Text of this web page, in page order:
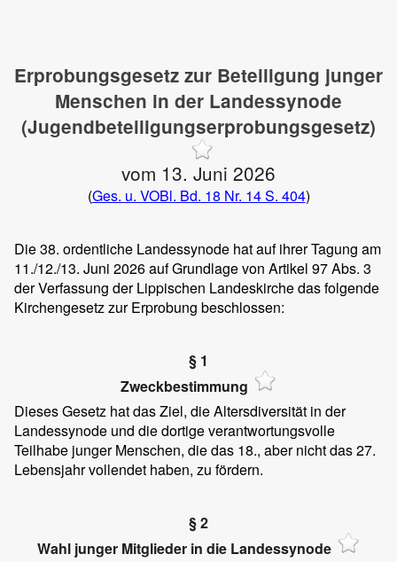
Erprobungsgesetz zur Beteiligung junger
Menschen in der Landessynode
(Jugendbeteiligungserprobungsgesetz)
vom 13. Juni 2026
(Ges. u. VOBl. Bd. 18 Nr. 14 S. 404)
Die 38. ordentliche Landessynode hat auf ihrer Tagung am
11./12./13. Juni 2026 auf Grundlage von Artikel 97 Abs. 3
der Verfassung der Lippischen Landeskirche das folgende
Kirchengesetz zur Erprobung beschlossen:
§ 1
Zweckbestimmung
Dieses Gesetz hat das Ziel, die Altersdiversität in der
Landessynode und die dortige verantwortungsvolle
Teilhabe junger Menschen, die das 18., aber nicht das 27.
Lebensjahr vollendet haben, zu fördern.
§ 2
Wahl junger Mitglieder in die Landessynode